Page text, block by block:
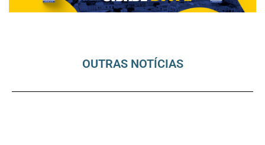
OUTRAS NOTÍCIAS